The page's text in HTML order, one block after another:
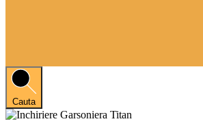
Cauta